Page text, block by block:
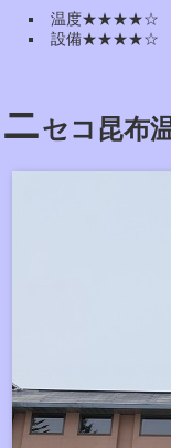
温度★★★★☆
設備★★★★☆
ニセコ昆布